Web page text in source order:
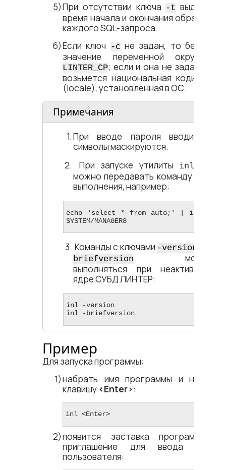
При отсутствии ключа -t выдается
время начала и окончания обработки
каждого SQL-запроса.
Если ключ
-c не задан, то берется
значение переменной окружения
LINTER_CP; если и она не задана, то
возьмется национальная кодировка
(locale), установленная в ОС.
Примечания
При вводе пароля вводимые
символы маскируются.
При запуске утилиты
inl
можно передавать команду для
выполнения, например:
echo 'select * from auto;' | inl -u
SYSTEM/MANAGER8
Команды с ключами -version
briefversion
могут
выполняться при неактивном
ядре СУБД ЛИНТЕР:
inl -version
inl -briefversion
Пример
Для запуска программы:
набрать имя программы и нажать
клавишу <​Enter​>:
inl <​Enter​>
появится заставка программы и
приглашение для ввода имени
пользователя: